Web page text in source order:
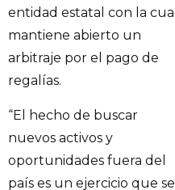
entidad estatal con la cual
mantiene abierto un
arbitraje por el pago de
regalías.
“El hecho de buscar
nuevos activos y
oportunidades fuera del
país es un ejercicio que se